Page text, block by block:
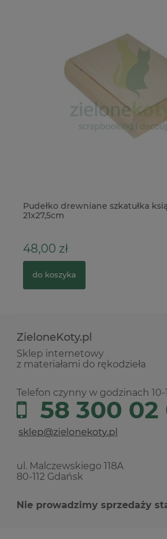
Pudełko drewniane szkatułka
21x27,5cm
48,00 zł
do koszyka
ZieloneKoty.pl
Sklep internetowy
z materiałami do rękodzieła
Telefon czynny w godzinach 10-
58 300 02
ul. Malczewskiego 118A
80-112 Gdańsk
Nie prowadzimy sprzedaży